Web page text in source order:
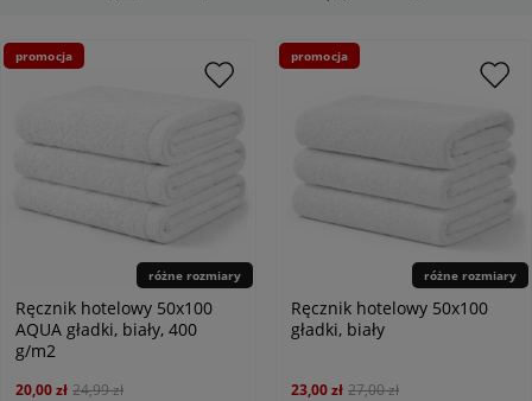
różne rozmiary
Ręcznik hotelowy 50x100
AQUA gładki, biały, 400
g/m2
20,00 zł 24,99 zł
promocja
różne rozmiary
Ręcznik hotelowy 50x100
gładki, biały
23,00 zł 27,00 zł
promocja